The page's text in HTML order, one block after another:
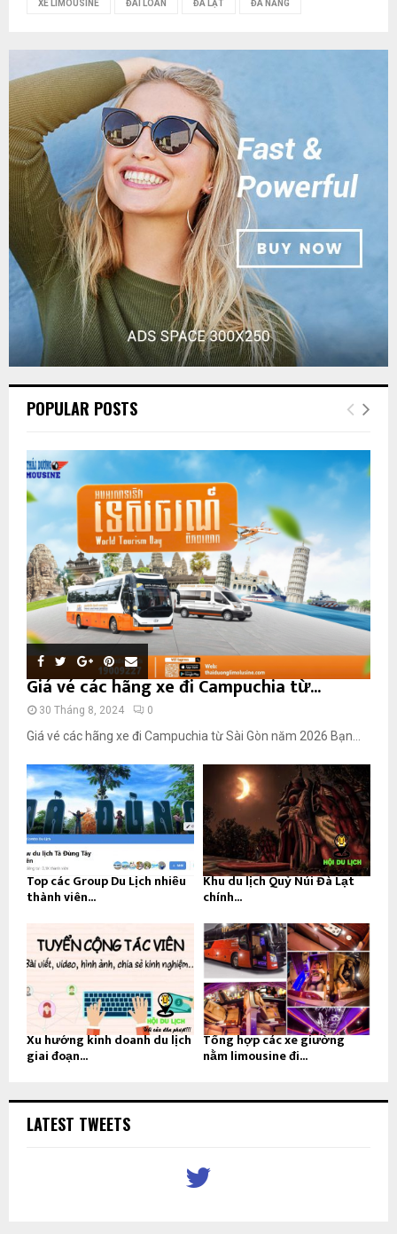
XE LIMOUSINE ĐÀI LOAN ĐÀ LẠT ĐÀ NẴNG
POPULAR POSTS
Giá vé các hãng xe đi Campuchia từ...
30 Tháng 8, 2024 0
Giá vé các hãng xe đi Campuchia từ Sài Gòn năm 2026 Bạn...
Top các Group Du Lịch nhiều
thành viên...
Khu du lịch Quỷ Núi Đà Lạt
chính...
Xu hướng kinh doanh du lịch
giai đoạn...
Tổng hợp các xe giường
nằm limousine đi...
LATEST TWEETS